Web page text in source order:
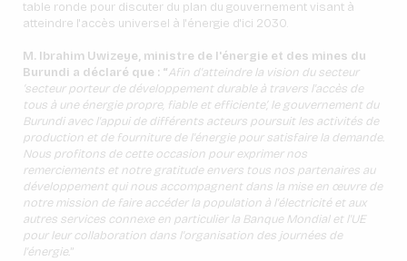
table ronde pour discuter du plan du gouvernement visant à
atteindre l'accès universel à l'énergie d'ici 2030.
M. Ibrahim Uwizeye, ministre de l'énergie et des mines du
Burundi a déclaré que : “Afin d'atteindre la vision du secteur
‘secteur porteur de développement durable à travers l'accès de
tous à une énergie propre, fiable et efficiente’, le gouvernement du
Burundi avec l'appui de différents acteurs poursuit les activités de
production et de fourniture de l'énergie pour satisfaire la demande.
Nous profitons de cette occasion pour exprimer nos
remerciements et notre gratitude envers tous nos partenaires au
développement qui nous accompagnent dans la mise en œuvre de
notre mission de faire accéder la population à l'électricité et aux
autres services connexe en particulier la Banque Mondial et l'UE
pour leur collaboration dans l'organisation des journées de
l'énergie.”